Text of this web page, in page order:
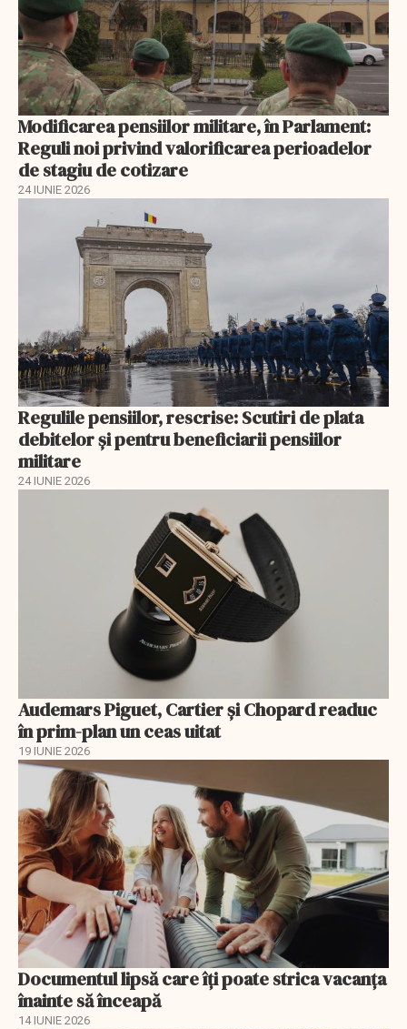
Modificarea pensiilor militare, în Parlament:
Reguli noi privind valorificarea perioadelor
de stagiu de cotizare
24 IUNIE 2026
Regulile pensiilor, rescrise: Scutiri de plata
debitelor și pentru beneficiarii pensiilor
militare
24 IUNIE 2026
Audemars Piguet, Cartier și Chopard readuc
în prim-plan un ceas uitat
19 IUNIE 2026
Documentul lipsă care îți poate strica vacanța
înainte să înceapă
14 IUNIE 2026